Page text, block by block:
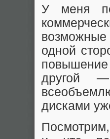
У меня
возможные
одной
другой
дисками